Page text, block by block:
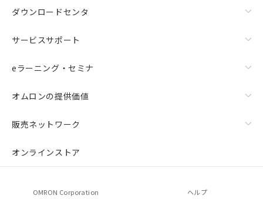
ダウンロードセンタ
サービスサポート
eラーニング・セミナ
オムロンの提供価値
販売ネットワーク
オンラインストア
OMRON Corporation ヘルプ